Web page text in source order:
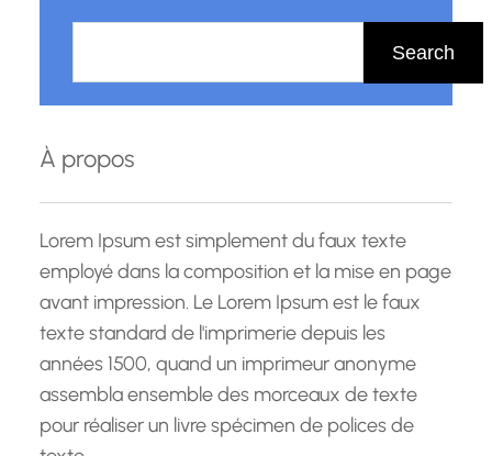
h
r
c
h
Search
À propos
Lorem Ipsum est simplement du faux texte
employé dans la composition et la mise en page
avant impression. Le Lorem Ipsum est le faux
texte standard de l'imprimerie depuis les
années 1500, quand un imprimeur anonyme
assembla ensemble des morceaux de texte
pour réaliser un livre spécimen de polices de